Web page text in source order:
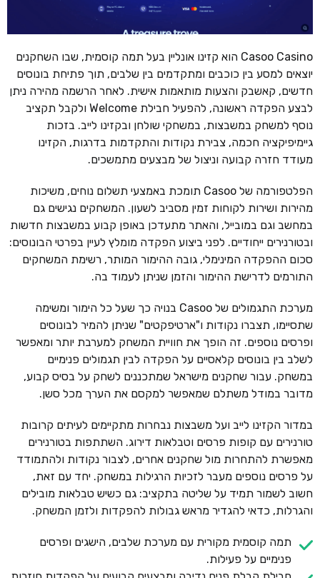
Casoo Casino הוא קזינו אונליין בעל תמה קוסמית, שבו השחקנים
יוצאים למסע בין כוכבים ומתקדמים בין שלבים, תוך פתיחת בונוסים
חדשים, קאשבק והצעות מותאמות אישית. לאחר הרשמה מהירה ניתן
לבצע הפקדה ראשונה, להפעיל חבילת Welcome ולקבל תקציב
נוסף למשחק במשבצות, במשחקי שולחן ובקזינו לייב. בזכות
גיימיפיקציה חכמה, צבירת נקודות והתקדמות בדרגות, הקזינו
מעודד חזרה קבועה וניצול של מבצעים מתמשכים.
הפלטפורמה של Casoo תומכת באמצעי תשלום נוחים, משיכות
מהירות ושירות לקוחות זמין מסביב לשעון. המשחקים נגישים גם
במחשב וגם במובייל, והאתר מתעדכן באופן קבוע במשבצות חדשות
ובטורנירים ייחודיים. לפני ביצוע הפקדה מומלץ לעיין בפרטי הבונוסים:
סכום ההפקדה המינימלי, גובה ההימור המותר, רשימת המשחקים
התורמים לדרישת ההימור והזמן שניתן לעמוד בה.
מערכת התגמולים של Casoo בנויה כך שעל כל הימור ומשימה
שתסיימו, תצברו נקודות ו"ארטיפקטים" שניתן להמיר לבונוסים
ופרסים נוספים. זה הופך את חוויית המשחק למערבת יותר ומאפשר
לשלב בין בונוסים קלאסיים על הפקדה לבין תגמולים פנימיים
במשחק. עבור שחקנים מישראל שמתכננים לשחק על בסיס קבוע,
מדובר במודל משתלם שמאפשר למקסם את הערך מכל סשן.
במדור הקזינו לייב ועל משבצות נבחרות מתקיימים לעיתים קרובות
טורנירים עם קופות פרסים וטבלאות דירוג. השתתפות בטורנירים
מאפשרת להתחרות מול שחקנים אחרים, לצבור נקודות ולהתמודד
על פרסים נוספים מעבר לזכיות הרגילות במשחק. יחד עם זאת,
חשוב לשמור תמיד על שליטה בתקציב: גם כשיש טבלאות מובילים
והגרלות, כדאי להגדיר מראש גבולות להפקדות ולזמן המשחק.
תמה קוסמית מקורית עם מערכת שלבים, הישגים ופרסים
פנימיים על פעילות.